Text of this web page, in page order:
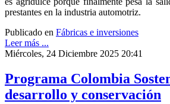
prestantes en la industria automotriz.
Publicado en Fábricas e inversiones
Leer más ...
Miércoles, 24 Diciembre 2025 20:41
Programa Colombia
desarrollo y conservación